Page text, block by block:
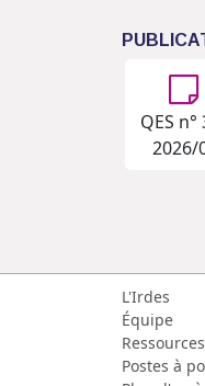
QES n°
2026/
L'Irdes
Équipe
Postes à